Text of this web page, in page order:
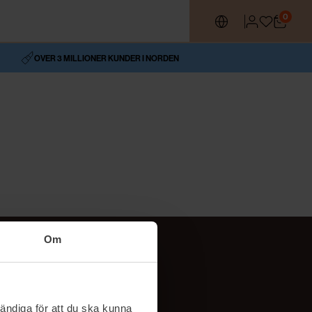
Om
för att du ska kunna
0
OVER 3 MILLIONER KUNDER I NORDEN
Social